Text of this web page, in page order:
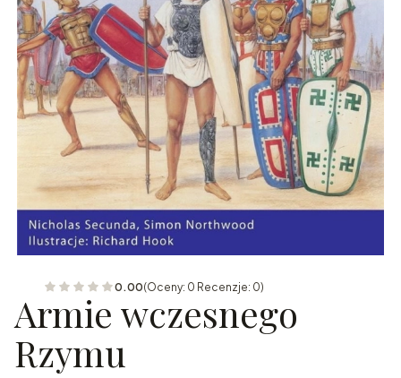
0.00(Oceny: 0 Recenzje: 0)
Armie wczesnego
Rzymu